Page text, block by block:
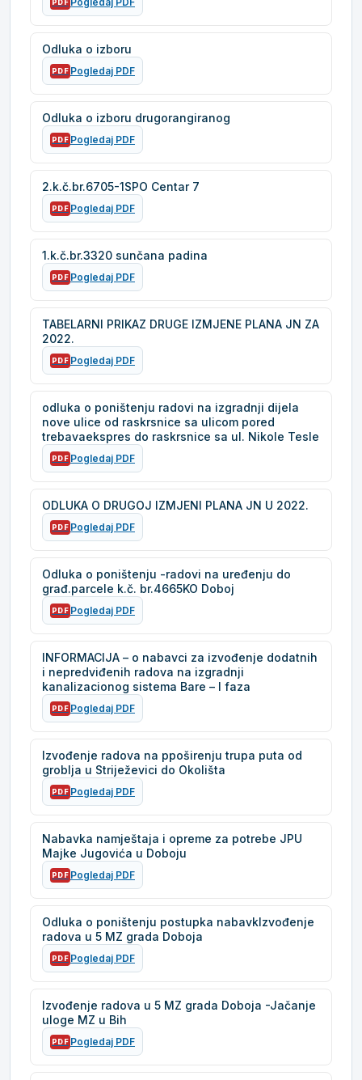
PDF
Odluka o izboru
PDF Pogledaj PDF
Odluka o izboru drugorangiranog
PDF Pogledaj PDF
2.k.č.br.6705-1SPO Centar 7
PDF Pogledaj PDF
1.k.č.br.3320 sunčana padina
PDF Pogledaj PDF
TABELARNI PRIKAZ DRUGE IZMJENE PLANA JN ZA
2022.
PDF Pogledaj PDF
odluka o poništenju radovi na izgradnji dijela
nove ulice od raskrsnice sa ulicom pored
trebavaekspres do raskrsnice sa ul. Nikole Tesle
PDF Pogledaj PDF
ODLUKA O DRUGOJ IZMJENI PLANA JN U 2022.
PDF Pogledaj PDF
Odluka o poništenju -radovi na uređenju do
građ.parcele k.č. br.4665KO Doboj
PDF Pogledaj PDF
INFORMACIJA – o nabavci za izvođenje dodatnih
i nepredviđenih radova na izgradnji
kanalizacionog sistema Bare – I faza
PDF Pogledaj PDF
Izvođenje radova na ppoširenju trupa puta od
groblja u Striježevici do Okolišta
PDF Pogledaj PDF
Nabavka namještaja i opreme za potrebe JPU
Majke Jugovića u Doboju
PDF Pogledaj PDF
Odluka o poništenju postupka nabavkIzvođenje
radova u 5 MZ grada Doboja
PDF Pogledaj PDF
Izvođenje radova u 5 MZ grada Doboja -Jačanje
uloge MZ u Bih
PDF Pogledaj PDF